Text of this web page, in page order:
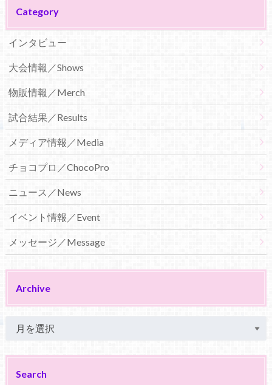
Category
インタビュー
大会情報／Shows
物販情報／Merch
試合結果／Results
メディア情報／Media
チョコプロ／ChocoPro
ニュース／News
イベント情報／Event
メッセージ／Message
Archive
Search